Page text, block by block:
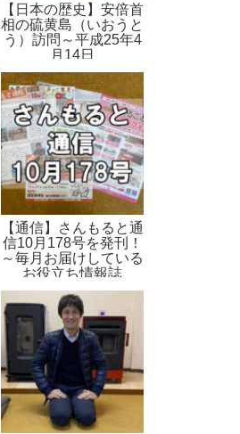
【日本の歴史】安倍首
相の硫黄島（いおうと
う）訪問～平成25年4
月14日
【通信】さんもると通
信10月178号を発刊！
～毎月お届けしている
お役立ち情報誌